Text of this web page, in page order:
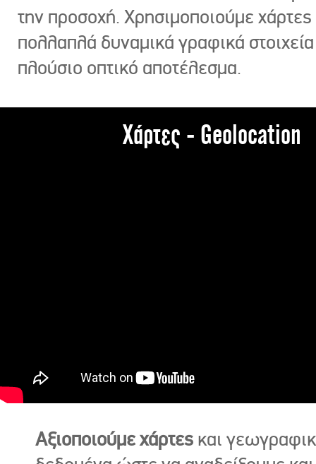
την προσοχή. Χρησιμοποιούμε χάρτες
πολλαπλά δυναμικά γραφικά στοιχεία
πλούσιο οπτικό αποτέλεσμα.
Χάρτες - Geolocation
Αξιοποιούμε χάρτες και